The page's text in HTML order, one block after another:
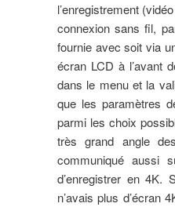
l’enregistrement
connexion sans fil,
fournie avec soit via
écran LCD à l’avant
dans le menu et la
que les paramètres
parmi les choix
très grand angle
communiqué aussi
d’enregistrer en 4K.
n’avais plus d’écran